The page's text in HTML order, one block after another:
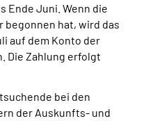
Ende Juni. Wenn die
begonnen hat, wird das
auf dem Konto der
Die Zahlung erfolgt
bei den
der Auskunfts- und